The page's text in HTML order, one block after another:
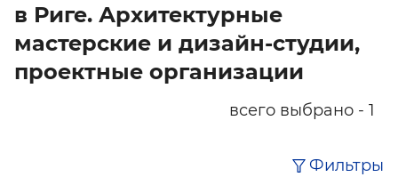
в Риге. Архитектурные
мастерские и дизайн-студии,
проектные организации
всего выбрано - 1
Фильтры